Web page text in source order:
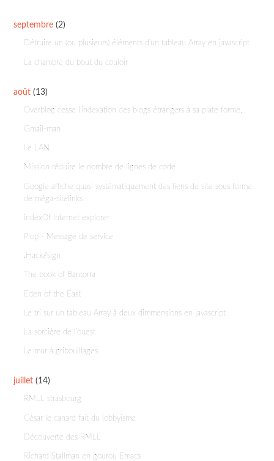
septembre (2)
Détruire un (ou plusieurs) éléments d'un tableau Array en javascript
La chambre du bout du couloir
août (13)
Overblog cesse l'indexation des blogs étrangers à sa plate forme.
Gmail-man
Le LAN
Mission réduire le nombre de lignes de code
Google affiche quasi systématiquement des liens de site sous forme
de méga-sitelinks
indexOf Internet explorer
Plop - Message de service
.Hack//sign
The book of Bantorra
Eden of the East
Le tri sur un tableau Array à deux dimmensions en javascript
La sorcière de l'ouest
Le mur à gribouillages
juillet (14)
RMLL strasbourg
César le canard fait du lobbyisme
Découverte des RMLL
Richard Stallman en gourou Emacs